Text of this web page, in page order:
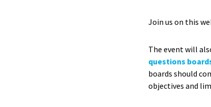
Join us on this
The event will
questions
boards should
objectives and